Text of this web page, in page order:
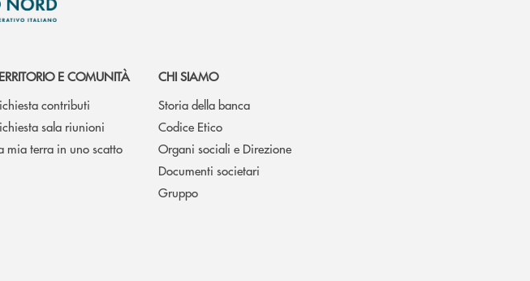
E COMUNITÀ
contributi
sala riunioni
mia terra in uno scatto
CHI SIAMO
Storia della banca
Codice Etico
Organi sociali e Direzione
Documenti societari
Gruppo